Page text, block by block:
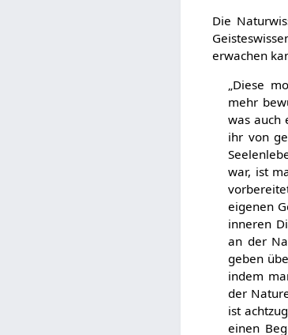
Die
erwachen
„Diese
mehr
was auch
ihr von
war, ist
eigenen
inneren
an der
geben
indem
der
ist
einen